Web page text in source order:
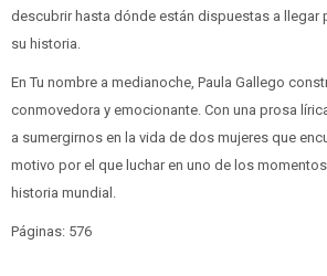
descubrir hasta dónde están dispuestas a llegar
su historia.
En Tu nombre a medianoche, Paula Gallego
conmovedora y emocionante. Con una prosa
a sumergirnos en la vida de dos mujeres que
motivo por el que luchar en uno de los
historia mundial.
Páginas: 576